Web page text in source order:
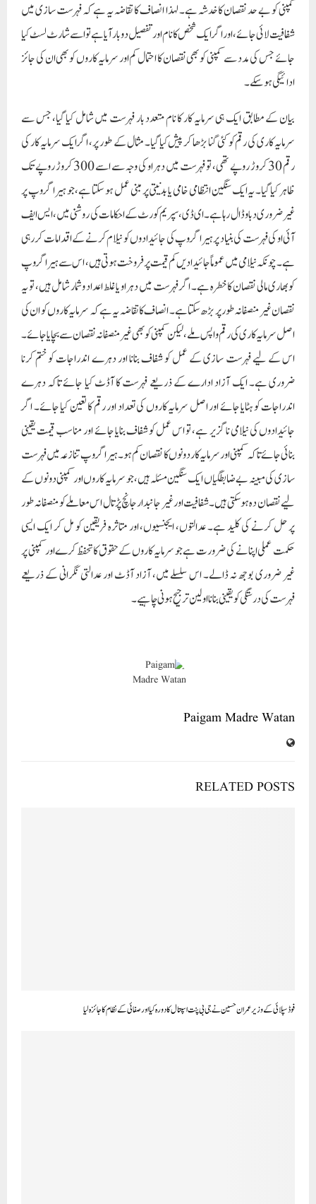
کمپنی کو بے حد نقصان کا خدشہ ہے۔ لہذا انصاف کا تقاضہ یہ ہے کہ فہرست سازی میں
شفافیت لائی جائے، اور اگر ایک شخص کا نام اور تفصیل دو بار آیا ہے تو اسے شارٹ لسٹ کیا
جائے جس کی مدد سے کمپنی کو بھی نقصان کا احتمال کم اور سرمایہ کاروں کو بھی ان کی جائز
ادائیگی ہو سکے۔
بیان کے مطابق ایک ہی سرمایہ کار کا نام متعدد بار فہرست میں شامل کیا گیا، جس سے
سرمایہ کاری کی رقم کو کئی گنا بڑھا کر پیش کیا گیا۔ مثال کے طور پر، اگر ایک سرمایہ کار کی
رقم 30 کروڑ روپے تھی، تو فہرست میں دہراو کی وجہ سے اسے 300 کروڑ روپے تک
ظاہر کیا گیا۔ یہ ایک سنگین انتظامی خامی یا بدنیتی پر مبنی عمل ہو سکتا ہے، جو ہیرا گروپ پر
غیر ضروری دباو ڈال رہا ہے۔ای ڈی، سپریم کورٹ کے احکامات کی روشنی میں، ایس ایف
آئی او کی فہرست کی بنیاد پر ہیرا گروپ کی جائیدادوں کو نیلام کرنے کے اقدامات کر رہی
ہے۔ چونکہ نیلامی میں عموماً جائیدادیں کم قیمت پر فروخت ہوتی ہیں، اس سے ہیرا گروپ
کو بھاری مالی نقصان کا خطرہ ہے۔ اگر فہرست میں دہراو یا غلط اعداد و شمار شامل ہیں، تو یہ
نقصان غیر منصفانہ طور پر بڑھ سکتا ہے۔ انصاف کا تقاضہ یہ ہے کہ سرمایہ کاروں کو ان کی
اصل سرمایہ کاری کی رقم واپس ملے، لیکن کمپنی کو بھی غیر منصفانہ نقصان سے بچایا جائے۔
اس کے لیے فہرست سازی کے عمل کو شفاف بنانا اور دہرے اندراجات کو ختم کرنا
ضروری ہے۔ ایک آزاد ادارے کے ذریعے فہرست کا آڈٹ کیا جائے تاکہ دہرے
اندراجات کو ہٹایا جائے اور اصل سرمایہ کاروں کی تعداد اور رقم کا تعین کیا جائے۔ اگر
جائیدادوں کی نیلامی ناگزیر ہے، تو اس عمل کو شفاف بنایا جائے اور مناسب قیمت یقینی
بنائی جائے تاکہ کمپنی اور سرمایہ کار دونوں کا نقصان کم ہو۔ ہیرا گروپ تنازعہ میں فہرست
سازی کی مبینہ بے ضابطگیاں ایک سنگین مسئلہ ہیں، جو سرمایہ کاروں اور کمپنی دونوں کے
لیے نقصان دہ ہو سکتی ہیں۔ شفافیت اور غیر جانبدار جانچ پڑتال اس معاملے کو منصفانہ طور
پر حل کرنے کی کلید ہے۔ عدالتوں، ایجنسیوں، اور متاثرہ فریقین کو مل کر ایک ایسی
حکمت عملی اپنانے کی ضرورت ہے جو سرمایہ کاروں کے حقوق کا تحفظ کرے اور کمپنی پر
غیر ضروری بوجھ نہ ڈالے۔ اس سلسلے میں، آزاد آڈٹ اور عدالتی نگرانی کے ذریعے
فہرست کی درستگی کو یقینی بنانا اولین ترجیح ہونی چاہیے۔
Paigam Madre Watan
RELATED POSTS
فوڈ سپلائی کے وزیر عمران حسین نے جی بی پنت اسپتال کا دورہ کیا اور صفائی کے نظام کا جائزہ لیا